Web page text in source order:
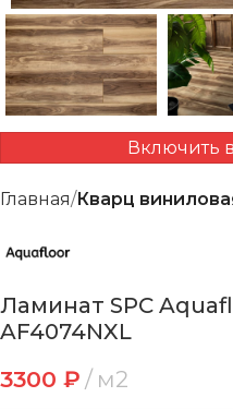
Включить
Главная Кварц
Ламинат SPC
AF4074NXL
3300 ₽ м2